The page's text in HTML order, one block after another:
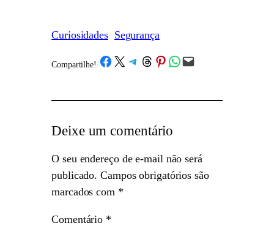
Curiosidades Segurança
Compartilhe! /Share on Facebook
Share on X Share on Telegram
Share on Threads
Share on Pinterest
Share on WhatsApp
Email this Page
Deixe um comentário
O seu endereço de e-mail não será
publicado. Campos obrigatórios são
marcados com *
Comentário *